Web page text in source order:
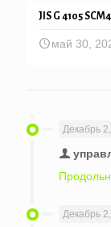
JIS G 4105
май 30,
Декабрь
Декабрь